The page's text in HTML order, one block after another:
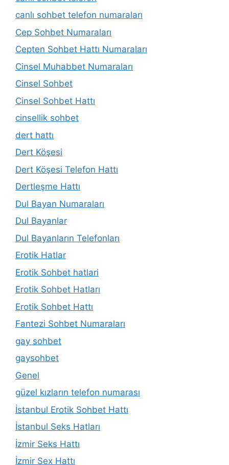
canlı sohbet telefon numaraları
Cep Sohbet Numaraları
Cepten Sohbet Hattı Numaraları
Cinsel Muhabbet Numaraları
Cinsel Sohbet
Cinsel Sohbet Hattı
cinsellik sohbet
dert hattı
Dert Köşesi
Dert Köşesi Telefon Hattı
Dertleşme Hattı
Dul Bayan Numaraları
Dul Bayanlar
Dul Bayanların Telefonları
Erotik Hatlar
Erotik Sohbet hatlari
Erotik Sohbet Hatları
Erotik Sohbet Hattı
Fantezi Sohbet Numaraları
gay sohbet
gaysohbet
Genel
güzel kızların telefon numarası
İstanbul Erotik Sohbet Hattı
İstanbul Seks Hatları
İzmir Seks Hattı
İzmir Sex Hattı